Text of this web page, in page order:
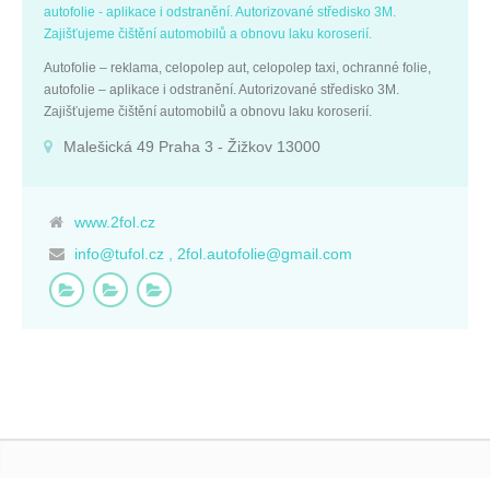
autofolie - aplikace i odstranění. Autorizované středisko 3M.
Zajišťujeme čištění automobilů a obnovu laku koroserií.
Autofolie – reklama, celopolep aut, celopolep taxi, ochranné folie,
autofolie – aplikace i odstranění. Autorizované středisko 3M.
Zajišťujeme čištění automobilů a obnovu laku koroserií.
Malešická 49 Praha 3 - Žižkov 13000
www.2fol.cz
info@tufol.cz , 2fol.autofolie@gmail.com